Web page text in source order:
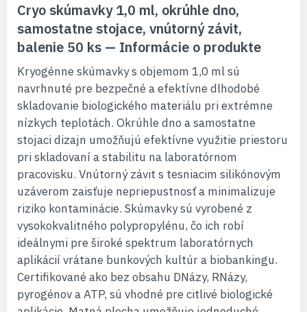
Cryo skúmavky 1,0 ml, okrúhle dno,
samostatne stojace, vnútorný závit,
balenie 50 ks — Informácie o produkte
Kryogénne skúmavky s objemom 1,0 ml sú
navrhnuté pre bezpečné a efektívne dlhodobé
skladovanie biologického materiálu pri extrémne
nízkych teplotách. Okrúhle dno a samostatne
stojaci dizajn umožňujú efektívne využitie priestoru
pri skladovaní a stabilitu na laboratórnom
pracovisku. Vnútorný závit s tesniacim silikónovým
uzáverom zaisťuje nepriepustnosť a minimalizuje
riziko kontaminácie. Skúmavky sú vyrobené z
vysokokvalitného polypropylénu, čo ich robí
ideálnymi pre široké spektrum laboratórnych
aplikácií vrátane bunkových kultúr a biobankingu.
Certifikované ako bez obsahu DNázy, RNázy,
pyrogénov a ATP, sú vhodné pre citlivé biologické